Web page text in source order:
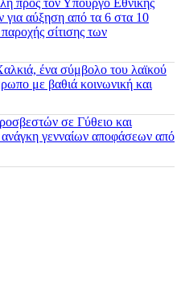
προς τον Υπουργό Εθνικής
για αύξηση από τα 6 στα 10
σίτισης των
ένα σύμβολο του λαϊκού
με βαθιά κοινωνική και
σε Γύθειο και
γενναίων αποφάσεων από